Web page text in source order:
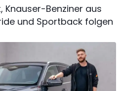
Knauser-Benziner aus
und Sportback folgen